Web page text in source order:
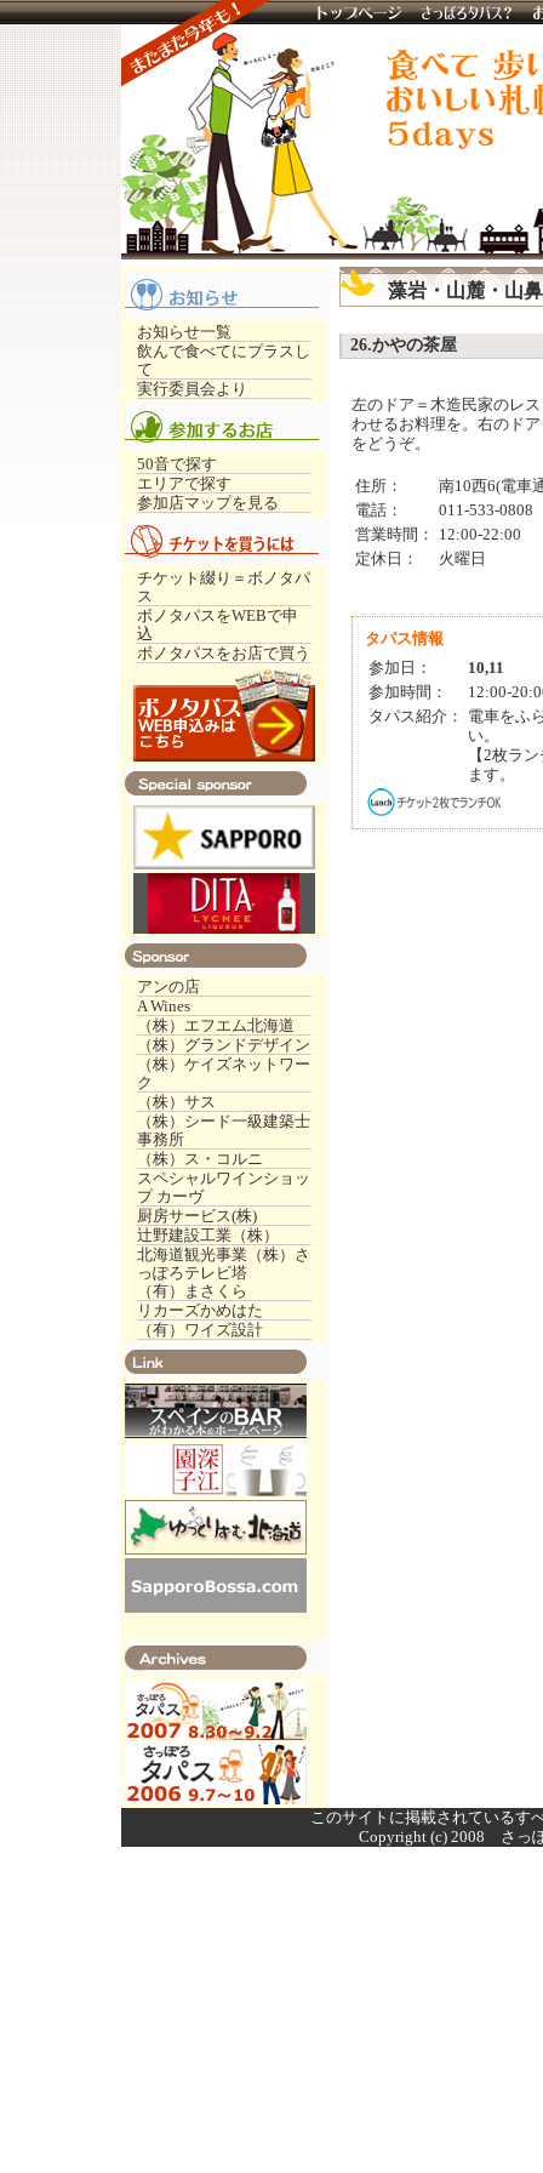
お知らせ一覧
飲んで食べてにプラスし
て
実行委員会より
50音で探す
エリアで探す
参加店マップを見る
チケット綴り＝ボノタパ
ス
ボノタパスをWEBで申
込
ボノタパスをお店で買う
アンの店
A Wines
（株）エフエム北海道
（株）グランドデザイン
（株）ケイズネットワー
ク
（株）サス
（株）シード一級建築士
事務所
（株）ス・コルニ
スペシャルワインショッ
プ カーヴ
厨房サービス(株)
辻野建設工業（株）
北海道観光事業（株）さ
っぽろテレビ塔
（有）まさくら
リカーズかめはた
（有）ワイズ設計
藻岩・山麓・山
26.かやの茶屋
左のドア＝木造民家のレ
わせるお料理を。右のド
をどうぞ。
住所：
南10西6(電車
電話：
011-533-0808
営業時間：
12:00-22:00
定休日：
火曜日
タパス情報
参加日：
10,11
参加時間：
12:00-
タパス紹介：
電車をふ
い。
【2枚ラ
ます。
このサイトに掲載されているす
Copyright (c) 2008 さっ